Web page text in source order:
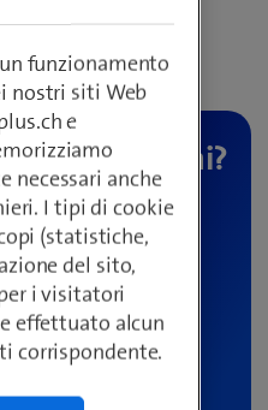
funzionamento
nostri siti Web
e
necessari anche
I tipi di cookie
(statistiche,
del sito,
i visitatori
effettuato alcun
corrispondente.